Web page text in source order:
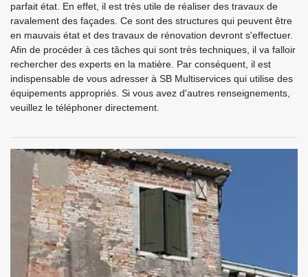
parfait état. En effet, il est très utile de réaliser des travaux de
ravalement des façades. Ce sont des structures qui peuvent être
en mauvais état et des travaux de rénovation devront s'effectuer.
Afin de procéder à ces tâches qui sont très techniques, il va falloir
rechercher des experts en la matière. Par conséquent, il est
indispensable de vous adresser à SB Multiservices qui utilise des
équipements appropriés. Si vous avez d'autres renseignements,
veuillez le téléphoner directement.